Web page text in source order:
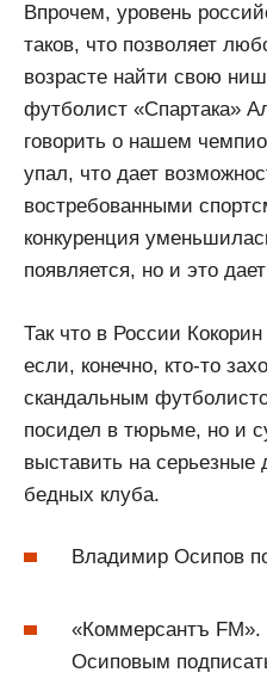
Впрочем, уровень
таков, что позволяет
возрасте найти свою
футболист «Спартака»
говорить о нашем
упал, что дает
востребованными
конкуренция
появляется, но и это
Так что в России
если, конечно, кто-то
скандальным
посидел в тюрьме, но и
выставить на серьезные
бедных клуба.
Владимир Осипов
«Коммерсантъ
Осиповым